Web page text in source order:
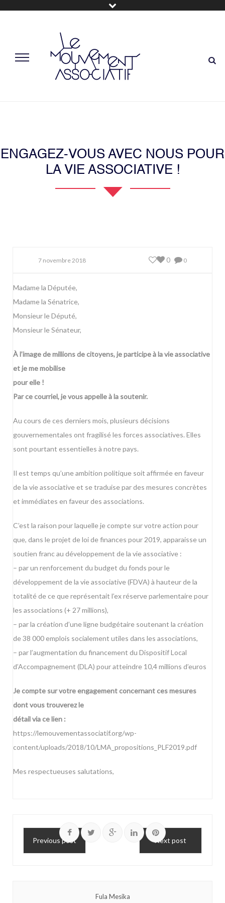
ENGAGEZ-VOUS AVEC NOUS POUR
LA VIE ASSOCIATIVE !
7 novembre 2018 0
0
Madame la Députée,
Madame la Sénatrice,
Monsieur le Député,
Monsieur le Sénateur,
À l’image de millions de citoyens, je participe à la vie associative
et je me mobilise
pour elle !
Par ce courriel, je vous appelle à la soutenir.
Au cours de ces derniers mois, plusieurs décisions
gouvernementales ont fragilisé les forces associatives. Elles
sont pourtant essentielles à notre pays.
Il est temps qu’une ambition politique soit affirmée en faveur
de la vie associative et se traduise par des mesures concrètes
et immédiates en faveur des associations.
C’est la raison pour laquelle je compte sur votre action pour
que, dans le projet de loi de finances pour 2019, apparaisse un
soutien franc au développement de la vie associative :
– par un renforcement du budget du fonds pour le
développement de la vie associative (FDVA) à hauteur de la
totalité de ce que représentait l’ex réserve parlementaire pour
les associations (+ 27 millions),
– par la création d’une ligne budgétaire soutenant la création
de 38 000 emplois socialement utiles dans les associations,
– par l’augmentation du financement du Dispositif Local
d’Accompagnement (DLA) pour atteindre 10,4 millions d’euros
Je compte sur votre engagement concernant ces mesures
dont vous trouverez le
détail via ce lien :
https://lemouvementassociatif.org/wp-
content/uploads/2018/10/LMA_propositions_PLF2019.pdf
Mes respectueuses salutations,
Previous post Next post
Fula Mesika